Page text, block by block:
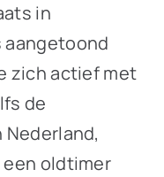
in
aangetoond
zich actief met
de
oldtimer